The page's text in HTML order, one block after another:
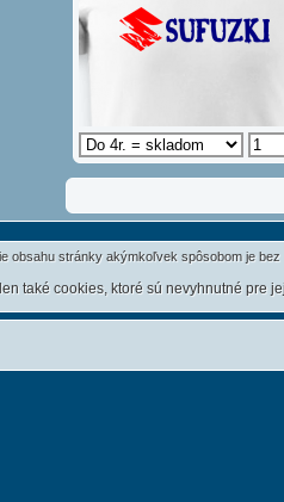
stránky akýmkoľvek spôsobom je
také cookies, ktoré sú nevyhnutné pre